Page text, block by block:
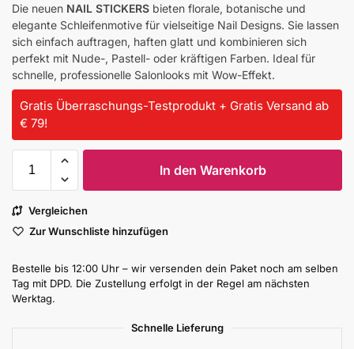
Die neuen NAIL STICKERS bieten florale, botanische und
elegante Schleifenmotive für vielseitige Nail Designs. Sie lassen
sich einfach auftragen, haften glatt und kombinieren sich
perfekt mit Nude-, Pastell- oder kräftigen Farben. Ideal für
schnelle, professionelle Salonlooks mit Wow-Effekt.
Gratis Überraschungs-Testprodukt + Gratis Versand ab
€ 79!
In den Warenkorb
Vergleichen
Zur Wunschliste hinzufügen
Bestelle bis 12:00 Uhr – wir versenden dein Paket noch am selben
Tag mit DPD. Die Zustellung erfolgt in der Regel am nächsten
Werktag.
Schnelle Lieferung